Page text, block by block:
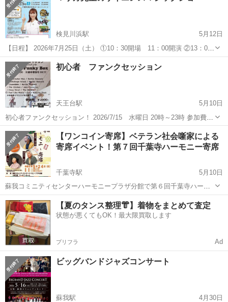
検見川浜駅
5月12日
【日程】 2026年7月25日（土） ①10：30開場 11：00開演 ②13：00
会場 13：30開演 【会場】 千葉市美浜文化ホール 【料金】 入場料
500円（税込／全席自由） ※3歳未満...
千葉 千葉市 検見川浜駅 コンサート/ショー
初心者 ファンクセッション
天王台駅
5月10日
初心者ファンクセッション！ 2026/7/15 水曜日 20時～23時 参加費
2000円 定番曲をメインにセッションします。 ボーカルさん、リクエ
スト可能です。 譜面持参下さい。 ご参加お待ちしており...
千葉 千葉市 天王台駅 コンサート/ショー 会場
【ワンコイン寄席】ベテラン社会噺家による
寄席イベント！第７回千葉寺ハーモニー寄席
千葉寺駅
5月10日
蘇我コミニティセンターハーモニープラザ分館で第６回千葉寺ハーモ
ニー寄席を５月２４日（日）に開催いたします。 ベテラン社会人落語
の噺家さんによる小噺が楽しめるワンコイン寄席イベント！ 笑う門に
は福来る！いっぱい笑って楽しい...
千葉 千葉市 千葉寺駅 コンサート/ショー 寄席
【夏のタンス整理👘】着物をまとめて査定
状態が悪くてもOK！最大限買取します
プリフラ Ad
ビッグバンドジャズコンサート
蘇我駅
4月30日